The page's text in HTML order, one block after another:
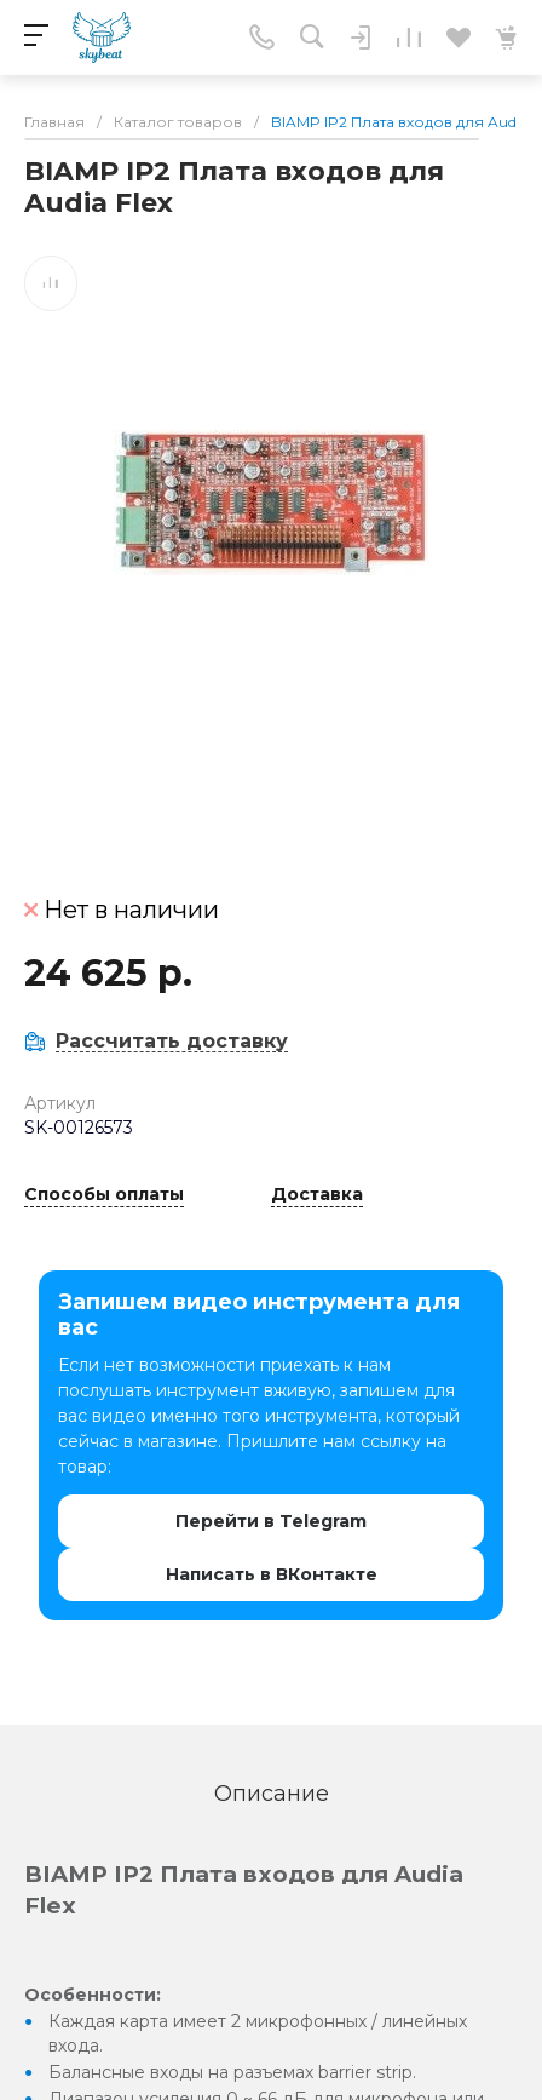
Главная / Каталог товаров / BIAMP IP2 Плата входов для Audia
BIAMP IP2 Плата входов для
Audia Flex
Нет в наличии
24 625 р.
Рассчитать доставку
Артикул
SK-00126573
Способы оплаты Доставка
Запишем видео инструмента для
вас
Если нет возможности приехать к нам
послушать инструмент вживую, запишем для
вас видео именно того инструмента, который
сейчас в магазине. Пришлите нам ссылку на
товар:
Перейти в Telegram
Написать в ВКонтакте
Описание
BIAMP IP2 Плата входов для Audia
Flex
Особенности:
Каждая карта имеет 2 микрофонных / линейных
входа.
Балансные входы на разъемах barrier strip.